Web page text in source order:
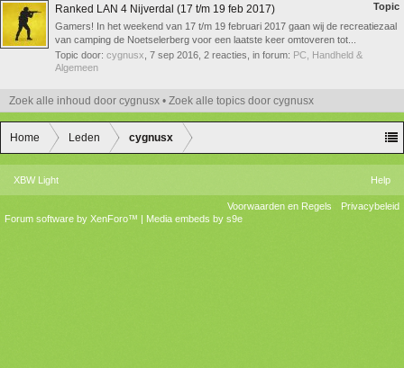
Topic
Ranked LAN 4 Nijverdal (17 t/m 19 feb 2017)
Gamers! In het weekend van 17 t/m 19 februari 2017 gaan wij de recreatiezaal
van camping de Noetselerberg voor een laatste keer omtoveren tot...
Topic door: cygnusx 7 sep 2016 , 2 reacties, in forum: PC, Handheld &
Algemeen
Zoek alle inhoud door cygnusx Zoek alle topics door cygnusx
Home Leden cygnusx
XBW Light Help
Voorwaarden en Regels
Privacybeleid
Forum software by XenForo™ | Media embeds by s9e